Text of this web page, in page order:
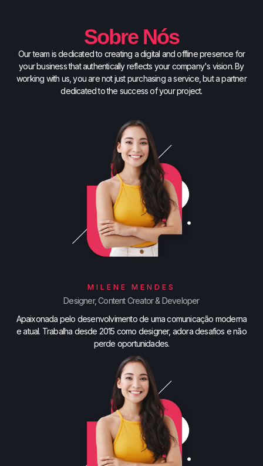
Sobre Nós
Our team is dedicated to creating a digital and offline presence for
your business that authentically reflects your company's vision. By
working with us, you are not just purchasing a service, but a partner
dedicated to the success of your project.
MILENE MENDES
Designer, Content Creator & Developer
Apaixonada pelo desenvolvimento de uma comunicação moderna
e atual. Trabalha desde 2015 como designer, adora desafios e não
perde oportunidades.